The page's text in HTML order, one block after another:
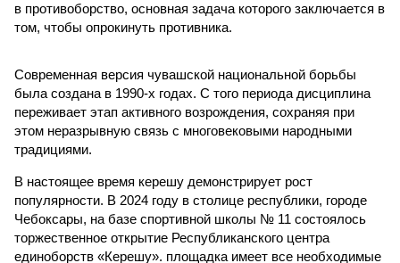
в противоборство, основная задача которого заключается в
том, чтобы опрокинуть противника.
Современная версия чувашской национальной борьбы
была создана в 1990-х годах. С того периода дисциплина
переживает этап активного возрождения, сохраняя при
этом неразрывную связь с многовековыми народными
традициями.
В настоящее время керешу демонстрирует рост
популярности. В 2024 году в столице республики, городе
Чебоксары, на базе спортивной школы № 11 состоялось
торжественное открытие Республиканского центра
единоборств «Керешу». площадка имеет все необходимые